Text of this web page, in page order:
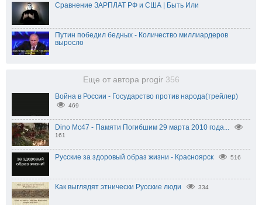
Сравнение ЗАРПЛАТ РФ и США | Быть Или
Путин победил бедных - Количество миллиардеров
выросло
Еще от автора progir 356
Война в России - Государство против народа(трейлер)
469
Dino Mc47 - Памяти Погибшим 29 марта 2010 года...
161
Русские за здоровый образ жизни - Красноярск 516
Как выглядят этнически Русские люди 334